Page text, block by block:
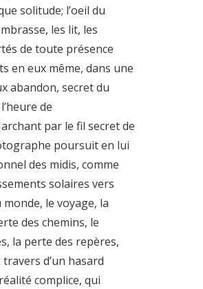
solitude; l’oeil du
les lit, les
de toute présence
en eux même, dans une
abandon, secret du
de
par le fil secret de
poursuit en lui
des midis, comme
solaires vers
monde, le voyage, la
des chemins, le
la perte des repères,
d’un hasard
complice, qui